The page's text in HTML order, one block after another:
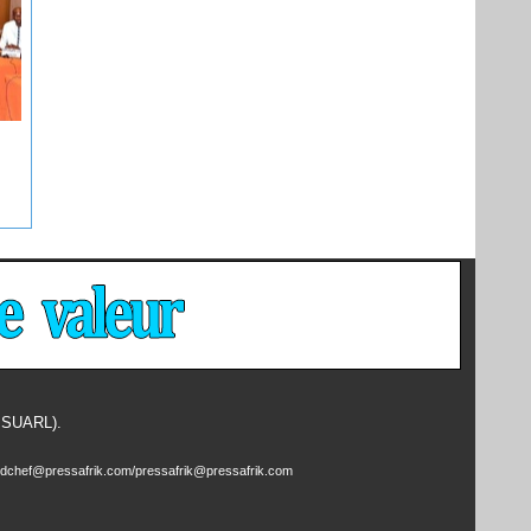
pressafrik@pressafrik.com